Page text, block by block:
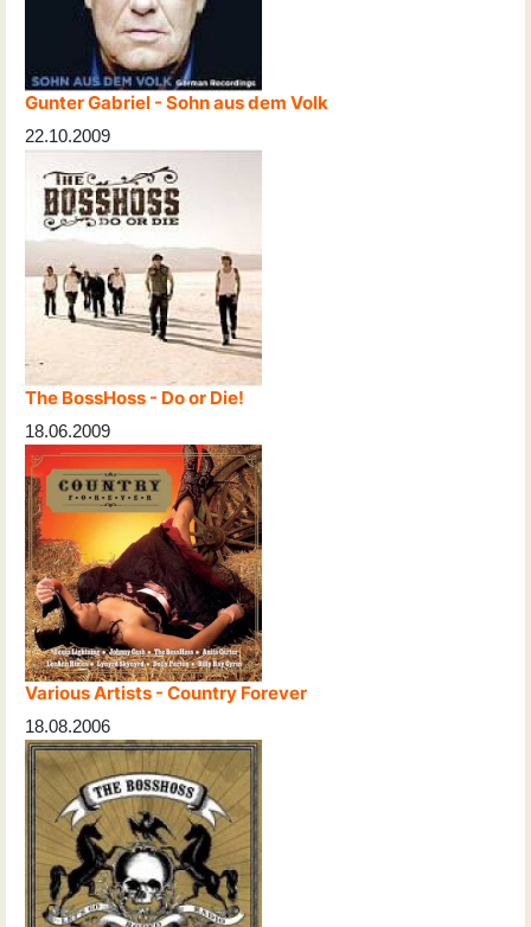
Gunter Gabriel - Sohn aus dem Volk
22.10.2009
The BossHoss - Do or Die!
18.06.2009
Various Artists - Country Forever
18.08.2006